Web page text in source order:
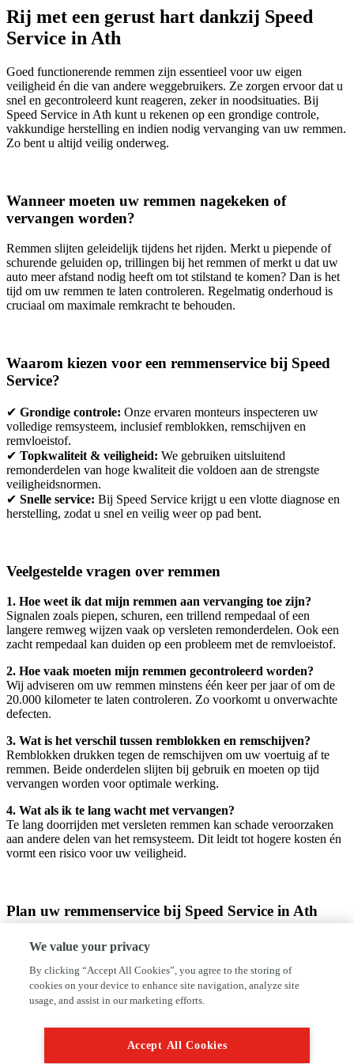
Rij met een gerust hart dankzij Speed
Service in Ath
Goed functionerende remmen zijn essentieel voor uw eigen
veiligheid én die van andere weggebruikers. Ze zorgen ervoor dat u
snel en gecontroleerd kunt reageren, zeker in noodsituaties. Bij
Speed Service in Ath kunt u rekenen op een grondige controle,
vakkundige herstelling en indien nodig vervanging van uw remmen.
Zo bent u altijd veilig onderweg.
Wanneer moeten uw remmen nagekeken of
vervangen worden?
Remmen slijten geleidelijk tijdens het rijden. Merkt u piepende of
schurende geluiden op, trillingen bij het remmen of merkt u dat uw
auto meer afstand nodig heeft om tot stilstand te komen? Dan is het
tijd om uw remmen te laten controleren. Regelmatig onderhoud is
cruciaal om maximale remkracht te behouden.
Waarom kiezen voor een remmenservice bij Speed
Service?
✔ Grondige controle: Onze ervaren monteurs inspecteren uw
volledige remsysteem, inclusief remblokken, remschijven en
remvloeistof.
✔ Topkwaliteit & veiligheid: We gebruiken uitsluitend
remonderdelen van hoge kwaliteit die voldoen aan de strengste
veiligheidsnormen.
✔ Snelle service: Bij Speed Service krijgt u een vlotte diagnose en
herstelling, zodat u snel en veilig weer op pad bent.
Veelgestelde vragen over remmen
1. Hoe weet ik dat mijn remmen aan vervanging toe zijn?
Signalen zoals piepen, schuren, een trillend rempedaal of een
langere remweg wijzen vaak op versleten remonderdelen. Ook een
zacht rempedaal kan duiden op een probleem met de remvloeistof.
2. Hoe vaak moeten mijn remmen gecontroleerd worden?
Wij adviseren om uw remmen minstens één keer per jaar of om de
20.000 kilometer te laten controleren. Zo voorkomt u onverwachte
defecten.
3. Wat is het verschil tussen remblokken en remschijven?
Remblokken drukken tegen de remschijven om uw voertuig af te
remmen. Beide onderdelen slijten bij gebruik en moeten op tijd
vervangen worden voor optimale werking.
4. Wat als ik te lang wacht met vervangen?
Te lang doorrijden met versleten remmen kan schade veroorzaken
aan andere delen van het remsysteem. Dit leidt tot hogere kosten én
vormt een risico voor uw veiligheid.
Plan uw remmenservice bij Speed Service in Ath
Wilt u zeker zijn dat uw remmen in perfecte staat verkeren? Maak
vandaag nog een afspraak bij Speed Service in Ath. U bent welkom
op Chaussée de Grammont 23, 7822, of bel naar 32472258167.
Liever mailen? Dat kan via vanispeed357@gmail.com. Wij zorgen
ervoor dat u veilig op weg blijft!
We value your privacy
By clicking “Accept All Cookies”, you agree to the storing of
cookies on your device to enhance site navigation, analyze site
usage, and assist in our marketing efforts.
Accept All Cookies